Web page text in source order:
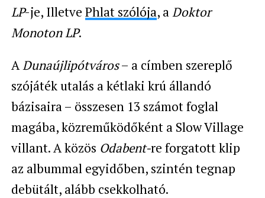
LP-je, Illetve Phlat szólója, aDoktor
Monoton LP.
ADunaújlipótváros– a címben szereplő
szójáték utalás a kétlaki krú állandó
bázisaira – összesen 13 számot foglal
magába, közreműködőként a Slow Village
villant. A közös Odabent-re forgatott klip
az albummal egyidőben, szintén tegnap
debütált, alább csekkolható.